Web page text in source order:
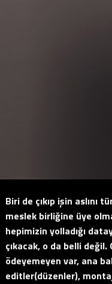
Biri de çıkıp işin aslını
meslek birliğine üye
hepimizin yolladığı
çıkacak, o da belli
ödeyemeyen var, ana
editler(düzenler),